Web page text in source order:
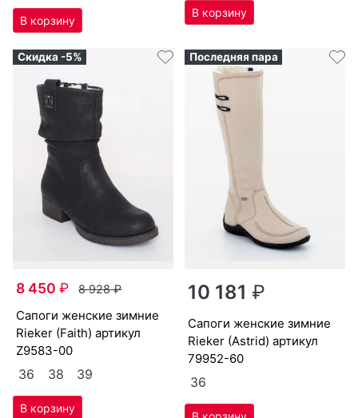
Скидка -5%
8 450₽ 8 928₽
са­поги женс­кие зим­ние
Ri­eker (Fa­ith) артикул
Z9583-00
36 38 39
Последняя пара
10 181₽
са­поги женс­кие зим­ние
Ri­eker (Ast­rid) артикул
79952-60
36